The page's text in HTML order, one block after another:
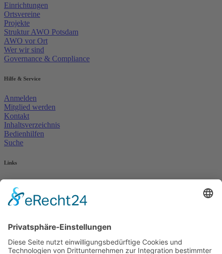
Einrichtungen
Ortsvereine
Projekte
Struktur AWO Potsdam
AWO vor Ort
Wer wir sind
Governance & Compliance
Hilfe & Service
Anmelden
Mitglied werden
Kontakt
Inhaltsverzeichnis
Bedienhilfen
Suche
Links
AWO Jobportal
AWO Ehrenamt Portal
AWO Schulgesundheitsfachkräfte
AWO Pflegeberatung
AWO Kulturhaus Babelsberg